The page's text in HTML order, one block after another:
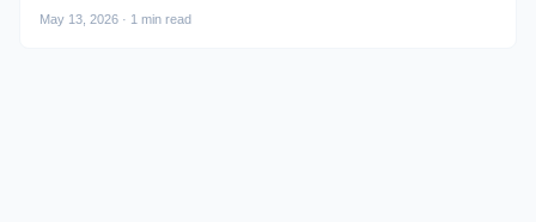
May 13, 2026 · 1 min read